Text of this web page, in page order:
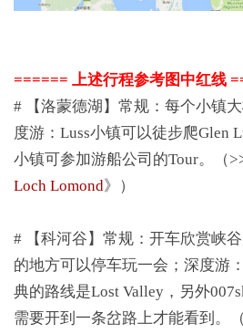
====== 上述行程参考图中红线
# 【洛蒙德湖】常规：每个小镇
度游：Luss小镇可以徒步爬Glen
小镇可参加游船公司的Tour。（
Loch Lomond》）
# 【科河谷】常规：开车欣赏峡
的地方可以停车玩一会；深度游
典的路线是Lost Valley，另外
需要开到一条岔路上才能看到。